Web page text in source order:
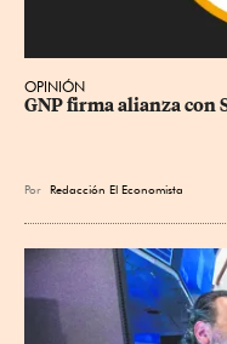
OPINIÓN
GNP firma alianza con
Por Redacción El Economista